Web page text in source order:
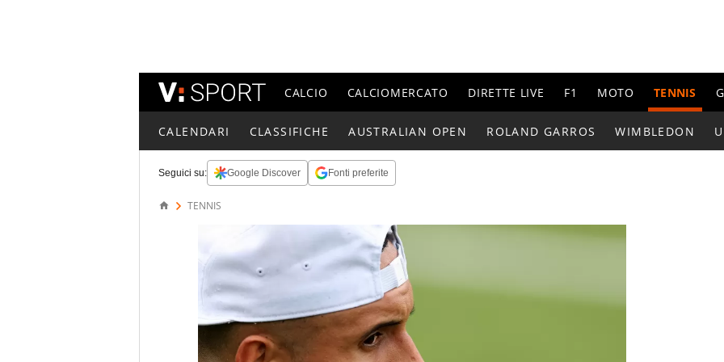
CALCIO CALCIOMERCATO DIRETTE LIVE F1 MOTO TENNIS
CALENDARI CLASSIFICHE AUSTRALIAN OPEN ROLAND GARROS WIMBLEDON
Seguici su: Google Discover Fonti preferite
TENNIS